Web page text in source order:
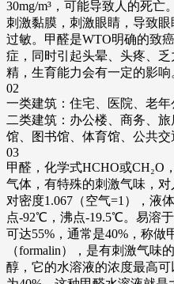
30mg/m³，可能导致人的死亡
刺激黏膜，刺激眼睛，导致
过敏。甲醛是WTO明确的致
症，同时引起头晕、头疼、
精，生育能力会有一定的影响
02
一类建筑：住宅、医院、老年
二类建筑：办公楼、商务、
馆、图书馆、体育馆、公共交
03
甲醛，化学式HCHO或CH₂O
气体，有特殊的刺激气味，
对密度1.067（空气=1），液
点-92℃，沸点-19.5℃。易溶
可达55%，通常是40%，称做
（formalin），是有刺激气味
醇，它的水溶液的浓度最高